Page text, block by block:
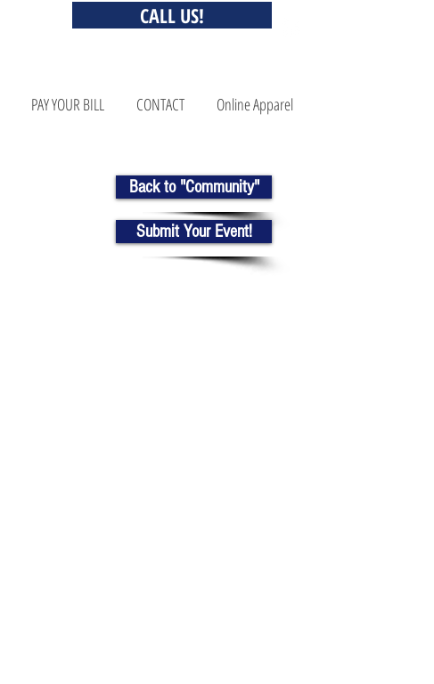
CALL US!
PAY YOUR BILL CONTACT Online Apparel
Back to "Community"
Submit Your Event!